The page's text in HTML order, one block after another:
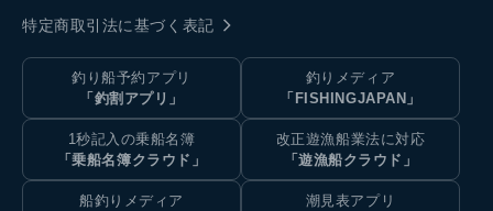
特定商取引法に基づく表記
釣り船予約アプリ
「釣割アプリ」
釣りメディア
「FISHINGJAPAN」
1秒記入の乗船名簿
「乗船名簿クラウド」
改正遊漁船業法に対応
「遊漁船クラウド」
船釣りメディア
潮見表アプリ